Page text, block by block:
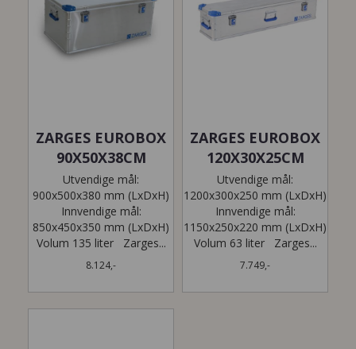
ZARGES EUROBOX
90X50X38CM
Utvendige mål:
900x500x380 mm (LxDxH)
Innvendige mål:
850x450x350 mm (LxDxH)
Volum 135 liter Zarges...
8.124,-
ZARGES EUROBOX
120X30X25CM
Utvendige mål:
1200x300x250 mm (LxDxH)
Innvendige mål:
1150x250x220 mm (LxDxH)
Volum 63 liter Zarges...
7.749,-